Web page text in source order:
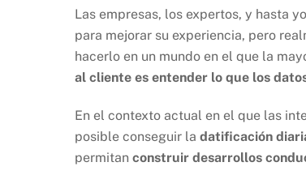
Las empresas, los expertos, y hasta
para mejorar su experiencia, pero
hacerlo en un mundo en el que la
al cliente es entender lo que los
En el contexto actual en el que las
posible conseguir la datificación
permitan construir desarrollos